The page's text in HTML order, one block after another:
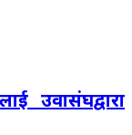
उवासंघद्वारा